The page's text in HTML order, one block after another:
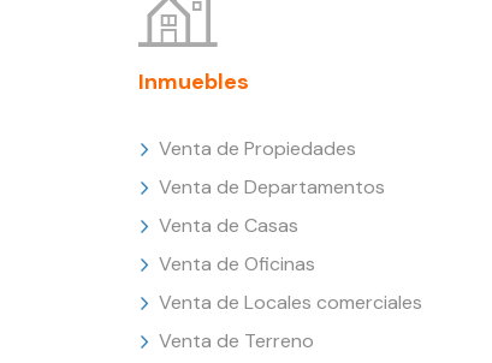
Inmuebles
Venta de Propiedades
Venta de Departamentos
Venta de Casas
Venta de Oficinas
Venta de Locales comerciales
Venta de Terreno